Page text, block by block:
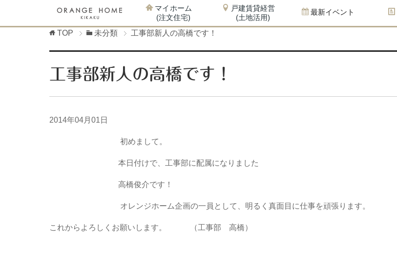
マイホーム
(注文住宅)
戸建賃貸経営
(土地活用)
最新イベント
TOP 未分類 工事部新人の高橋です！
工事部新人の高橋です！
2014年04月01日
初めまして。
本日付けで、工事部に配属になりました
高橋俊介です！
オレンジホーム企画の一員として、明るく真面目に仕事を頑張ります。
これからよろしくお願いします。 （工事部 高橋）